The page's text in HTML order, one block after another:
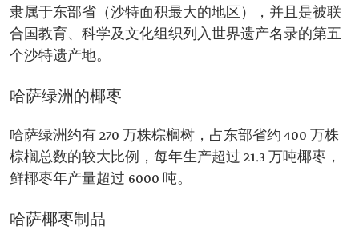
隶属于东部省（沙特面积最大的地区），并且是被联
合国教育、科学及文化组织列入世界遗产名录的第五
个沙特遗产地。
哈萨绿洲的椰枣
哈萨绿洲约有 270 万株棕榈树，占东部省约 400 万株
棕榈总数的较大比例，每年生产超过 21.3 万吨椰枣，
鲜椰枣年产量超过 6000 吨。
哈萨椰枣制品